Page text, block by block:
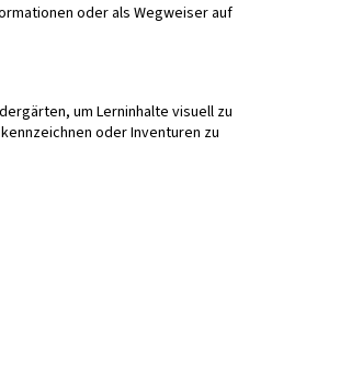
oder als Wegweiser auf
um Lerninhalte visuell zu
oder Inventuren zu